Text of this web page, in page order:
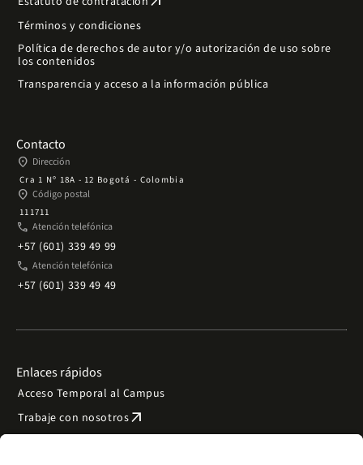
Términos y condiciones
Política de derechos de autor y/o autorización de uso sobre
los contenidos
Transparencia y acceso a la información pública
Contacto
place Dirección
Cra 1 Nº 18A - 12 Bogotá - Colombia
place Código postal
111711
phone Atención telefónica
+57 (601) 339 49 99
phone Atención telefónica
+57 (601) 339 49 49
Enlaces rápidos
Acceso Temporal al Campus
Trabaje con nosotrosarrow_outward